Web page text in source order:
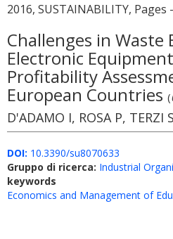
2016, SUSTAINABILITY, Pages
Challenges in Waste
Electronic
Profitability
European Countries (
D'ADAMO I, ROSA P, TERZI S
DOI: 10.3390/su8070633
Gruppo di ricerca: Industrial
keywords
Economics and Management of